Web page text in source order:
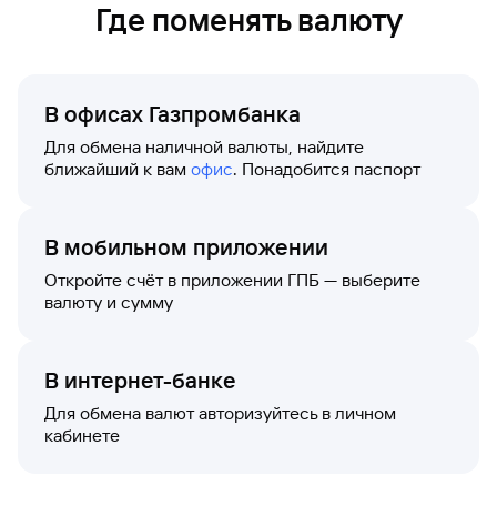
Где поменять валюту
В офисах Газпромбанка
Для обмена наличной валюты, найдите
ближайший к вам офис. Понадобится паспорт
В мобильном приложении
Откройте счёт в приложении ГПБ — выберите
валюту и сумму
В интернет-банке
Для обмена валют авторизуйтесь в личном
кабинете